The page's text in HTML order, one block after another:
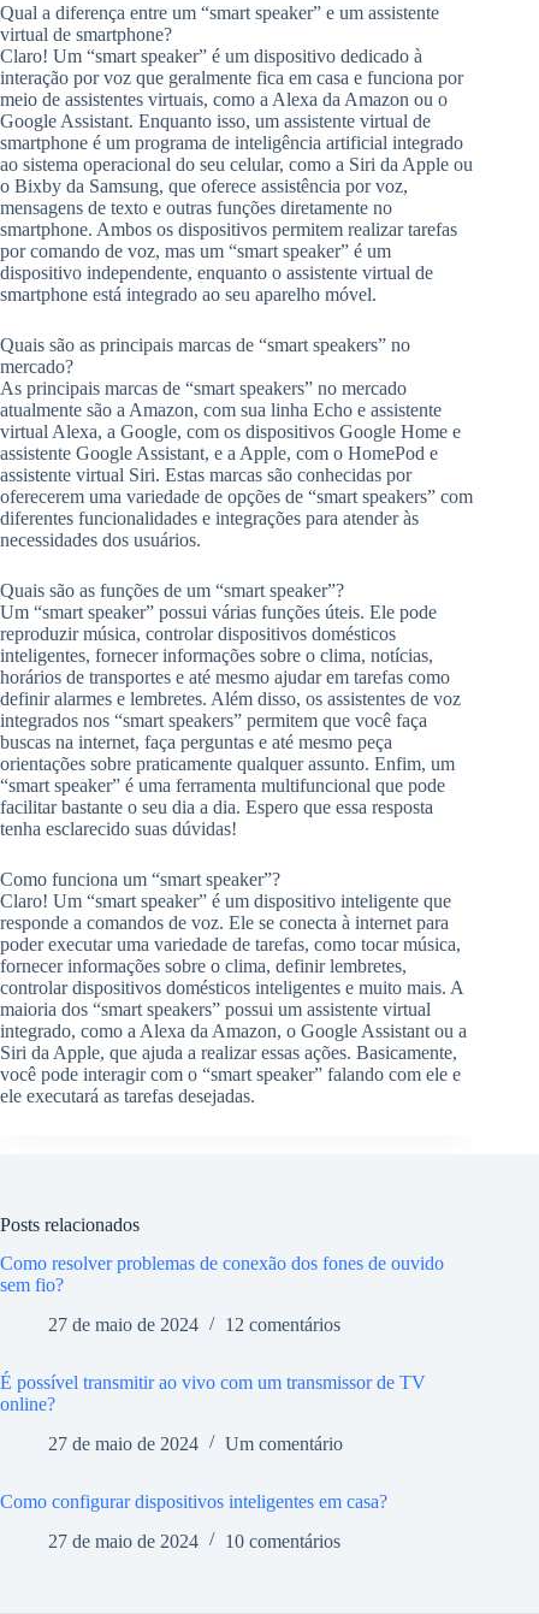
Qual a diferença entre um “smart speaker” e um assistente
virtual de smartphone?
Claro! Um “smart speaker” é um dispositivo dedicado à
interação por voz que geralmente fica em casa e funciona por
meio de assistentes virtuais, como a Alexa da Amazon ou o
Google Assistant. Enquanto isso, um assistente virtual de
smartphone é um programa de inteligência artificial integrado
ao sistema operacional do seu celular, como a Siri da Apple ou
o Bixby da Samsung, que oferece assistência por voz,
mensagens de texto e outras funções diretamente no
smartphone. Ambos os dispositivos permitem realizar tarefas
por comando de voz, mas um “smart speaker” é um
dispositivo independente, enquanto o assistente virtual de
smartphone está integrado ao seu aparelho móvel.
Quais são as principais marcas de “smart speakers” no
mercado?
As principais marcas de “smart speakers” no mercado
atualmente são a Amazon, com sua linha Echo e assistente
virtual Alexa, a Google, com os dispositivos Google Home e
assistente Google Assistant, e a Apple, com o HomePod e
assistente virtual Siri. Estas marcas são conhecidas por
oferecerem uma variedade de opções de “smart speakers” com
diferentes funcionalidades e integrações para atender às
necessidades dos usuários.
Quais são as funções de um “smart speaker”?
Um “smart speaker” possui várias funções úteis. Ele pode
reproduzir música, controlar dispositivos domésticos
inteligentes, fornecer informações sobre o clima, notícias,
horários de transportes e até mesmo ajudar em tarefas como
definir alarmes e lembretes. Além disso, os assistentes de voz
integrados nos “smart speakers” permitem que você faça
buscas na internet, faça perguntas e até mesmo peça
orientações sobre praticamente qualquer assunto. Enfim, um
“smart speaker” é uma ferramenta multifuncional que pode
facilitar bastante o seu dia a dia. Espero que essa resposta
tenha esclarecido suas dúvidas!
Como funciona um “smart speaker”?
Claro! Um “smart speaker” é um dispositivo inteligente que
responde a comandos de voz. Ele se conecta à internet para
poder executar uma variedade de tarefas, como tocar música,
fornecer informações sobre o clima, definir lembretes,
controlar dispositivos domésticos inteligentes e muito mais. A
maioria dos “smart speakers” possui um assistente virtual
integrado, como a Alexa da Amazon, o Google Assistant ou a
Siri da Apple, que ajuda a realizar essas ações. Basicamente,
você pode interagir com o “smart speaker” falando com ele e
ele executará as tarefas desejadas.
Posts relacionados
Como resolver problemas de conexão dos fones de ouvido
sem fio?
27 de maio de 2024
12 comentários
É possível transmitir ao vivo com um transmissor de TV
online?
27 de maio de 2024
Um comentário
Como configurar dispositivos inteligentes em casa?
27 de maio de 2024
10 comentários